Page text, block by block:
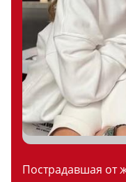
Пострадавшая от